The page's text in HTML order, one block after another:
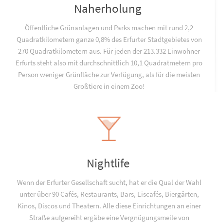
Naherholung
Öffentliche Grünanlagen und Parks machen mit rund 2,2
Quadratkilometern ganze 0,8% des Erfurter Stadtgebietes von
270 Quadratkilometern aus. Für jeden der 213.332 Einwohner
Erfurts steht also mit durchschnittlich 10,1 Quadratmetern pro
Person weniger Grünfläche zur Verfügung, als für die meisten
Großtiere in einem Zoo!
Nightlife
Wenn der Erfurter Gesellschaft sucht, hat er die Qual der Wahl
unter über 90 Cafés, Restaurants, Bars, Eiscafés, Biergärten,
Kinos, Discos und Theatern. Alle diese Einrichtungen an einer
Straße aufgereiht ergäbe eine Vergnügungsmeile von